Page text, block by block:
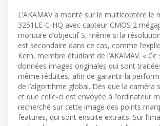
L’AKAMAV a monté sur le multicoptère le
3251LE-C-HQ avec capteur CMOS 2
monture d’objectif S, même si la
est secondaire dans ce cas, comme
Kern, membre étudiant de l’AKAMAV. «
données images originales qui sont
même réduites, afin de garantir la
de l’algorithme global. Dès que la caméra
et que celle-ci est envoyée à l’ordinateur
recherché sur cette image des points
features, qui sont ensuite extraits. Sur